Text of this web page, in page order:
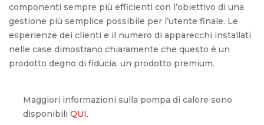
componenti sempre più efficienti con l’obiettivo di una
gestione più semplice possibile per l’utente finale. Le
esperienze dei clienti e il numero di apparecchi installati
nelle case dimostrano chiaramente che questo è un
prodotto degno di fiducia, un prodotto premium.
Maggiori informazioni sulla pompa di calore sono
disponibili QUI.